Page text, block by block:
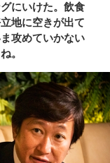
にいけた。飲食
地に空きが出て
攻めていかない
。